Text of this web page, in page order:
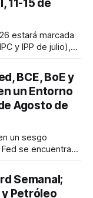
11-15 de
estará marcada
y IPP de julio),
PIB del Reino
un sentimiento
BCE, BoE y
un Entorno
Agosto de
un sesgo
se encuentra
en septiembre.
con un comité
Semanal;
Petróleo